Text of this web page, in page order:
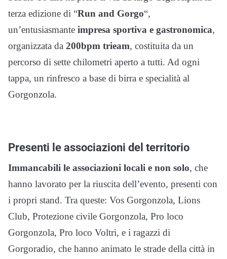
terza edizione di “Run and Gorgo“,
un’entusiasmante impresa sportiva e gastronomica,
organizzata da 200bpm trieam, costituita da un
percorso di sette chilometri aperto a tutti. Ad ogni
tappa, un rinfresco a base di birra e specialità al
Gorgonzola.
Presenti le associazioni del territorio
Immancabili le associazioni locali e non solo, che
hanno lavorato per la riuscita dell’evento, presenti con
i propri stand. Tra queste: Vos Gorgonzola, Lions
Club, Protezione civile Gorgonzola, Pro loco
Gorgonzola, Pro loco Voltri, e i ragazzi di
Gorgoradio, che hanno animato le strade della città in